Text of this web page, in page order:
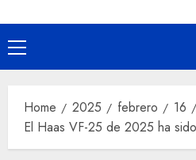
Primary
Menu
Home 2025 febrero
16
El Haas VF-25 de 2025 ha